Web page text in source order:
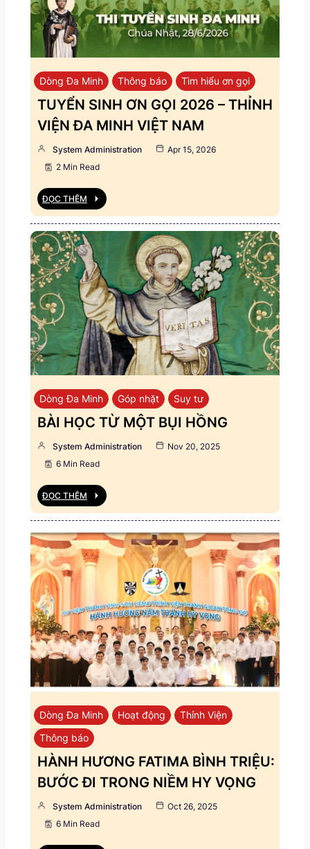
Dòng Đa Minh Thông báo Tìm hiểu ơn gọi
TUYỂN SINH ƠN GỌI 2026 – THỈNH
VIỆN ĐA MINH VIỆT NAM
System Administration
Apr 15, 2026
2 Min Read
ĐỌC THÊM
Dòng Đa Minh Góp nhặt Suy tư
BÀI HỌC TỪ MỘT BỤI HỒNG
System Administration
Nov 20, 2025
6 Min Read
ĐỌC THÊM
Dòng Đa Minh Hoạt động
Thỉnh Viện
Thông báo
HÀNH HƯƠNG FATIMA BÌNH TRIỆU:
BƯỚC ĐI TRONG NIỀM HY VỌNG
System Administration
Oct 26, 2025
6 Min Read